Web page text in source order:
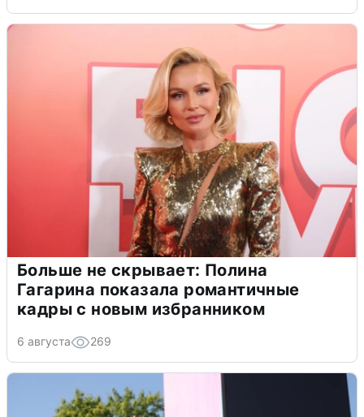
Больше не скрывает: Полина
Гагарина показала романтичные
кадры с новым избранником
6 августа 269